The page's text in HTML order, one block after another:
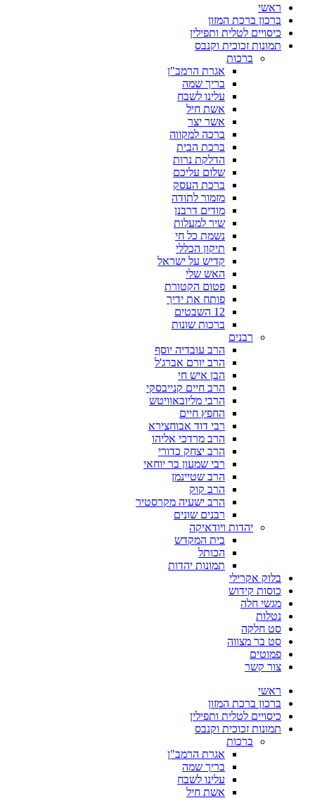
ראשי
ברכון ברכת המזון
כיסויים לטלית ותפילין
תמונות זכוכית וקנבס
ברכות
אגרת הרמב"ן
בריך שמה
עלינו לשבח
אשת חיל
אשר יצר
ברכה למקווה
ברכת הבית
הדלקת נרות
שלום עליכם
ברכת העסק
מזמור לתודה
מודים דרבנן
שיר למעלות
נשמת כל חי
תיקון הכללי
קדיש על ישראל
האש שלי
פטום הקטורת
פותח את ידיך
12 השבטים
ברכות שונות
רבנים
הרב עובדיה יוסף
הרב יורם אברג'ל
הבן איש חי
הרב חיים קנייבסקי
הרבי מליובאוויטש
החפץ חיים
רבי דוד אבוחצירא
הרב מרדכי אליהו
הרב יצחק כדורי
רבי שמעון בר יוחאי
הרב שטיינמן
הרב קוק
הרב ישעיה מקרסטיר
רבנים שונים
יהדות ויודאיקה
בית המקדש
הכותל
תמונות יהדות
בלוק אקרילי
כוסות קידוש
מגשי חלה
נטלות
סט חלקה
סט בר מצווה
פמוטים
צור קשר
ראשי
ברכון ברכת המזון
כיסויים לטלית ותפילין
תמונות זכוכית וקנבס
ברכות
אגרת הרמב"ן
בריך שמה
עלינו לשבח
אשת חיל